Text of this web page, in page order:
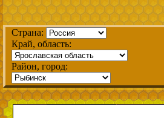
Страна:
Край, область:
Район, город: